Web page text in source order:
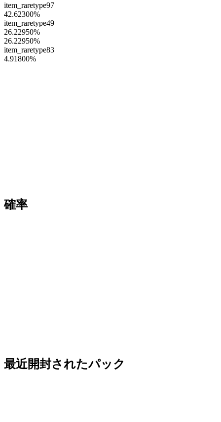
item_raretype97
42.62300%
item_raretype49
26.22950%
26.22950%
item_raretype83
4.91800%
確率
最近開封されたパック